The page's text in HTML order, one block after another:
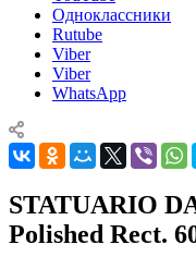
Одноклассники
Rutube
Viber
Viber
WhatsApp
STATUARIO
Polished Rect.